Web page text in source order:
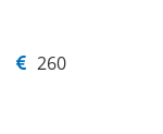
260